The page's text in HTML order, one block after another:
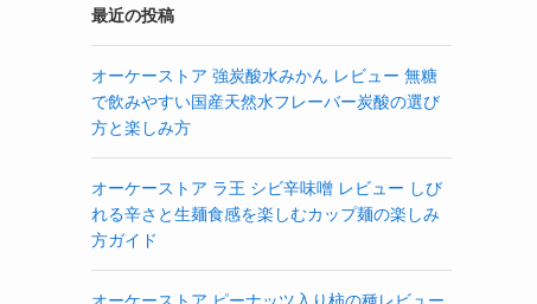
最近の投稿
オーケーストア 強炭酸水みかん レビュー 無糖
で飲みやすい国産天然水フレーバー炭酸の選び
方と楽しみ方
オーケーストア ラ王 シビ辛味噌 レビュー しび
れる辛さと生麺食感を楽しむカップ麺の楽しみ
方ガイド